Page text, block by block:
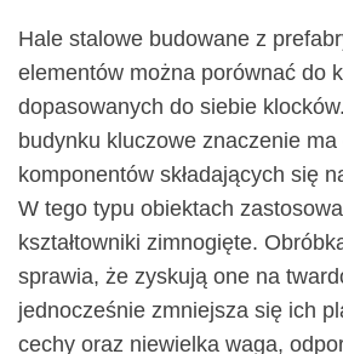
Hale stalowe budowane z
elementów można porównać do
dopasowanych do siebie
budynku kluczowe znaczenie
komponentów składających się
W tego typu obiektach
kształtowniki zimnogięte.
sprawia, że zyskują one na
jednocześnie zmniejsza się ich
cechy oraz niewielka waga,